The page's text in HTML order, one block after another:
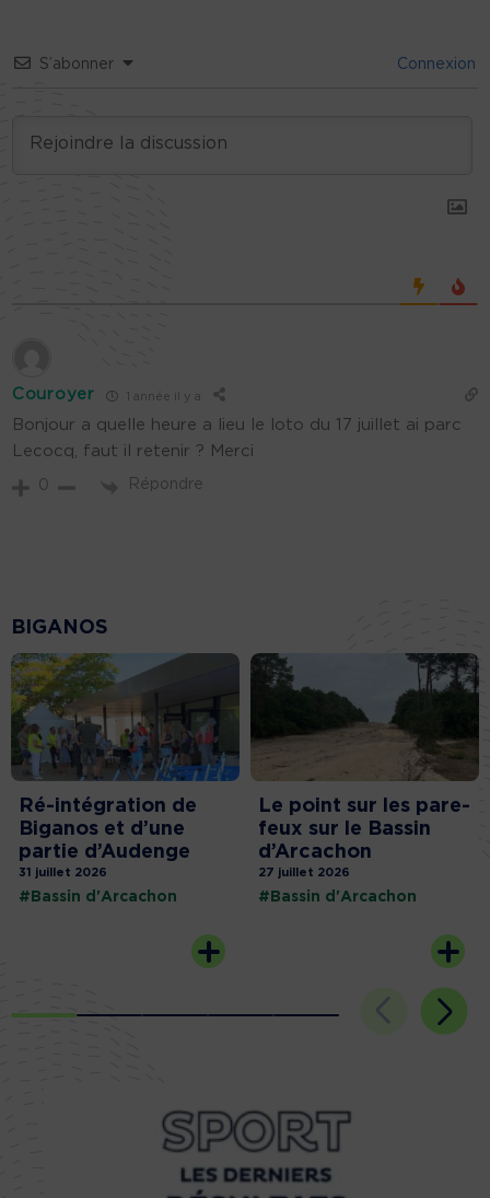
S’abonner Connexion
Couroyer 1 année il y a
Bonjour a quelle heure a lieu le loto du 17 juillet ai parc
Lecocq, faut il retenir ? Merci
0 Répondre
BIGANOS
Ré-intégration de
Biganos et d’une
partie d’Audenge
31 juillet 2026
#Bassin d'Arcachon
Le point sur les pare-
feux sur le Bassin
d’Arcachon
27 juillet 2026
#Bassin d'Arcachon